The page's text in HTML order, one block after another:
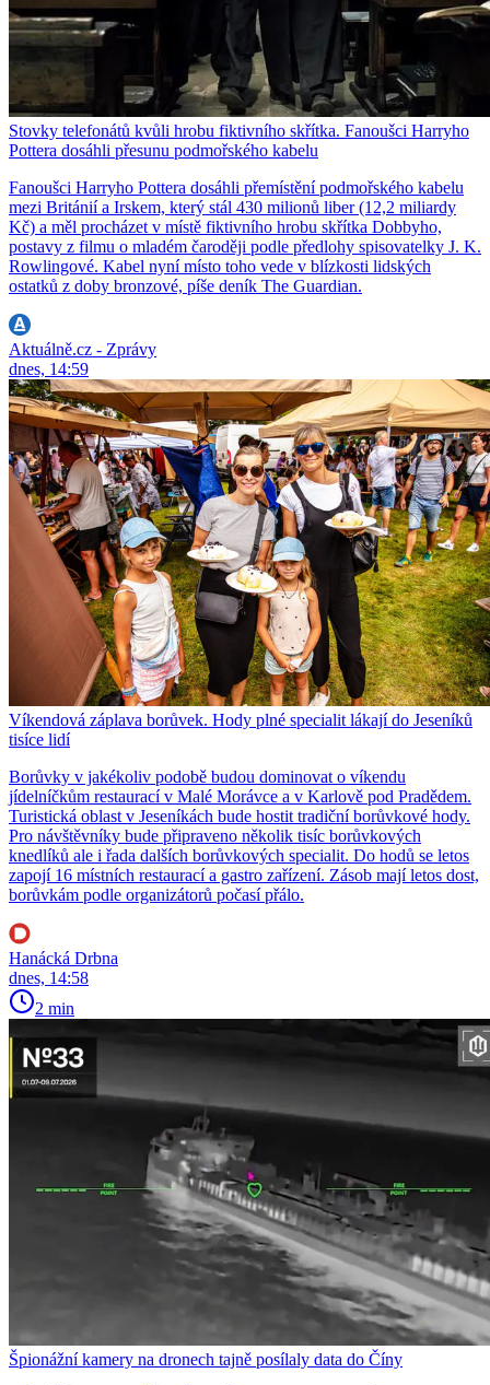
Stovky telefonátů kvůli hrobu fiktivního skřítka. Fanoušci Harryho
Pottera dosáhli přesunu podmořského kabelu
Fanoušci Harryho Pottera dosáhli přemístění podmořského kabelu
mezi Británií a Irskem, který stál 430 milionů liber (12,2 miliardy
Kč) a měl procházet v místě fiktivního hrobu skřítka Dobbyho,
postavy z filmu o mladém čaroději podle předlohy spisovatelky J. K.
Rowlingové. Kabel nyní místo toho vede v blízkosti lidských
ostatků z doby bronzové, píše deník The Guardian.
Aktuálně.cz - Zprávy
dnes, 14:59
Víkendová záplava borůvek. Hody plné specialit lákají do Jeseníků
tisíce lidí
Borůvky v jakékoliv podobě budou dominovat o víkendu
jídelníčkům restaurací v Malé Morávce a v Karlově pod Pradědem.
Turistická oblast v Jeseníkách bude hostit tradiční borůvkové hody.
Pro návštěvníky bude připraveno několik tisíc borůvkových
knedlíků ale i řada dalších borůvkových specialit. Do hodů se letos
zapojí 16 místních restaurací a gastro zařízení. Zásob mají letos dost,
borůvkám podle organizátorů počasí přálo.
Hanácká Drbna
dnes, 14:58
2 min
Špionážní kamery na dronech tajně posílaly data do Číny